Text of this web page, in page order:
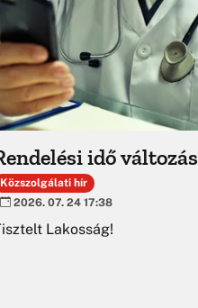
idő változás
Közszolgálati hír
2026. 07. 24 17:38
Lakosság!